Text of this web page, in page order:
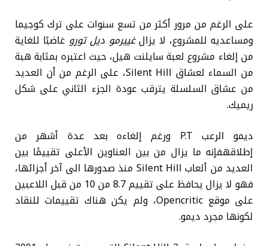
على الرغم من مرور أكثر من تسع سنوات على ترك كوجيما
ومساعديه للمشروع، لا يزالغييرمو ديل توروغاضبًا للغاية
من إلغاء مشروع لعبة سايلنت هيل، حيث اعتبره بمثابة هبة
من السماء لعشاق Silent Hill، على الرغم من أن العديد
من عشاق السلسلة يترقب عودة الجزء الثاني على شكل
ريميك.
ديمو الرعب P.T ورغم إلغاءه بعد عدة أشهر من
إطلاقهفإنه ما يزال من بين العناوين الأعلى تقييمًا بين
العديد من ألعاب Silent Hill منذ صدورها الى آخر أجزائها،
فهو لا يزال يحافظ على تقييم 8.7 من 10 من قبل اللاعبين
على موقع Opencritic، ولم يكن هناك تقييمات للنقاد
لكونها مجرد ديمو.